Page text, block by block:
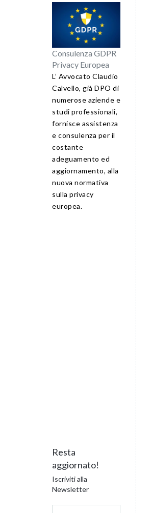
Consulenza GDPR
Privacy Europea
L’ Avvocato Claudio
Calvello, già DPO di
numerose aziende e
studi professionali,
fornisce assistenza
e consulenza per il
costante
adeguamento ed
aggiornamento, alla
nuova normativa
sulla privacy
europea.
Resta
aggiornato!
Iscriviti alla
Newsletter